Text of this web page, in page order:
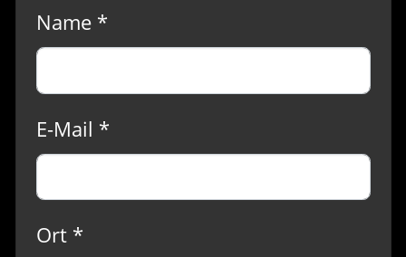
Name *
E-Mail *
Ort *